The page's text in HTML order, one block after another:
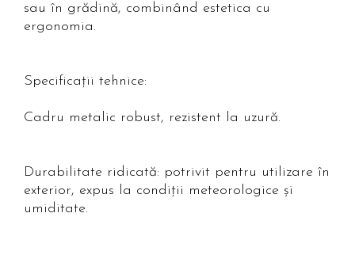
sau în grădină, combinând estetica cu
ergonomia.
Specificații tehnice:
Cadru metalic robust, rezistent la uzură.
Durabilitate ridicată: potrivit pentru utilizare în
exterior, expus la condiții meteorologice și
umiditate.